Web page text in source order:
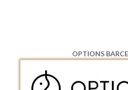
OPTIONS
08130 Santa Perpetua de
ESPAñA